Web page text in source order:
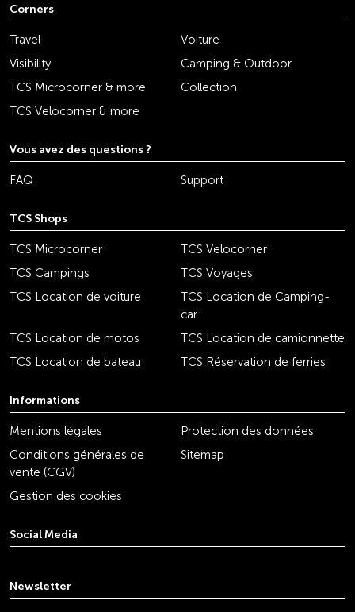
Corners
Travel
Voiture
Visibility
Camping & Outdoor
TCS Microcorner & more
Collection
TCS Velocorner & more
Vous avez des questions ?
FAQ Support
TCS Shops
TCS Microcorner
TCS Velocorner
TCS Campings
TCS Voyages
TCS Location de voiture
TCS Location de Camping-
car
TCS Location de motos
TCS Location de camionnette
TCS Location de bateau
TCS Réservation de ferries
Informations
Mentions légales
Protection des données
Conditions générales de
vente (CGV)
Sitemap
Gestion des cookies
Social Media
Newsletter